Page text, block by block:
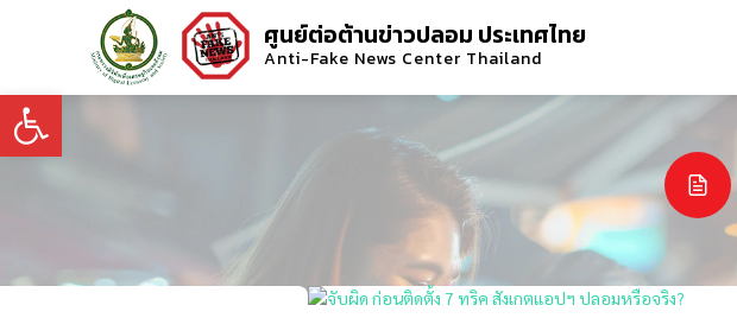
Open toolbar
ศูนย์ต่อต้านข่าวปลอม ประเทศไทย
Anti-Fake News Center Thailand